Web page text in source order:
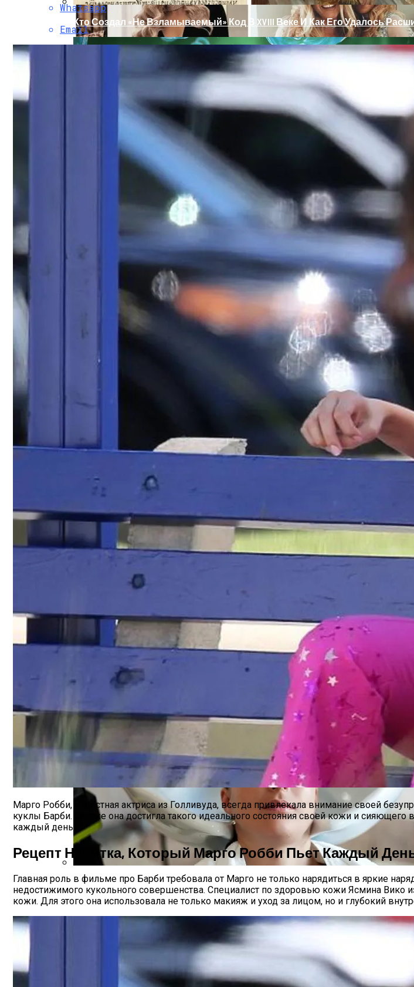
Раскрась Свой Год: Какой Цвет Принесет Тебе Успех В 2026 Году По Знаку
Ваша Любовь К Оранжевому: Глоток Энергии Или Сигнал Уставшей Души
Женская Зимняя Обувь: 5 Стильных Моделей, За Которыми
Лунный Календарь Окрашивания Волос На Октябрь 2025 Года
Кто Создал «не Взламываемый» Код В XVIII Веке И Как Его Удалось
Тайна Происхождения Жизни Скоро Будет Разгадана
Сергей Марков — О Тайном Цифровом Суде И Угрозах Искусственного
Интересные Факты О Войнах…
Самая Известная Охота На Ведьм В Истории: Как Проходил Салемский
Whatsapp
Email
Марго Робби, известная актриса из Голливуда, всегда привлекала внимание своей
куклы Барби. Как же она достигла такого идеального состояния своей кожи и
каждый день.
Рецепт Напитка, Который Марго Робби Пьет Каждый
Главная роль в фильме про Барби требовала от Марго не только нарядиться в яркие
недостижимого кукольного совершенства. Специалист по здоровью кожи Ясмина Вико
кожи. Для этого она использовала не только макияж и уход за лицом, но и глубокий